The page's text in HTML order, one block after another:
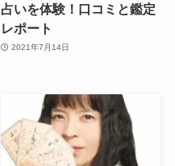
占いを体験！口コミと鑑定
レポート
2021年7月14日